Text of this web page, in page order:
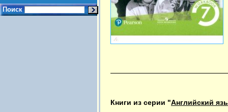
Поиск
Книги из серии "Английский